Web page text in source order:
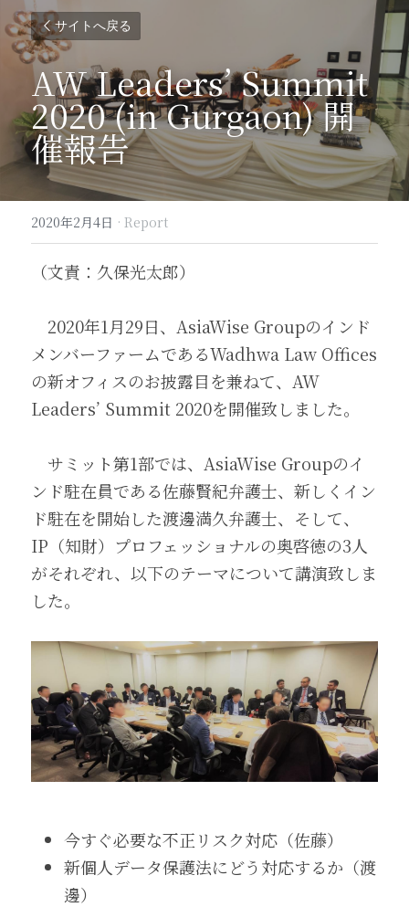
サイトへ戻る
AW Leaders’ Summit
2020 (in Gurgaon) 開
催報告
2020年2月4日 · Report
（文責：久保光太郎）
2020年1月29日、AsiaWise Groupのインド
メンバーファームであるWadhwa Law Offices
の新オフィスのお披露目を兼ねて、AW
Leaders’ Summit 2020を開催致しました。
サミット第1部では、AsiaWise Groupのイ
ンド駐在員である佐藤賢紀弁護士、新しくイン
ド駐在を開始した渡邊満久弁護士、そして、
IP（知財）プロフェッショナルの奥啓徳の3人
がそれぞれ、以下のテーマについて講演致しま
した。
今すぐ必要な不正リスク対応（佐藤）
新個人データ保護法にどう対応するか（渡
邊）